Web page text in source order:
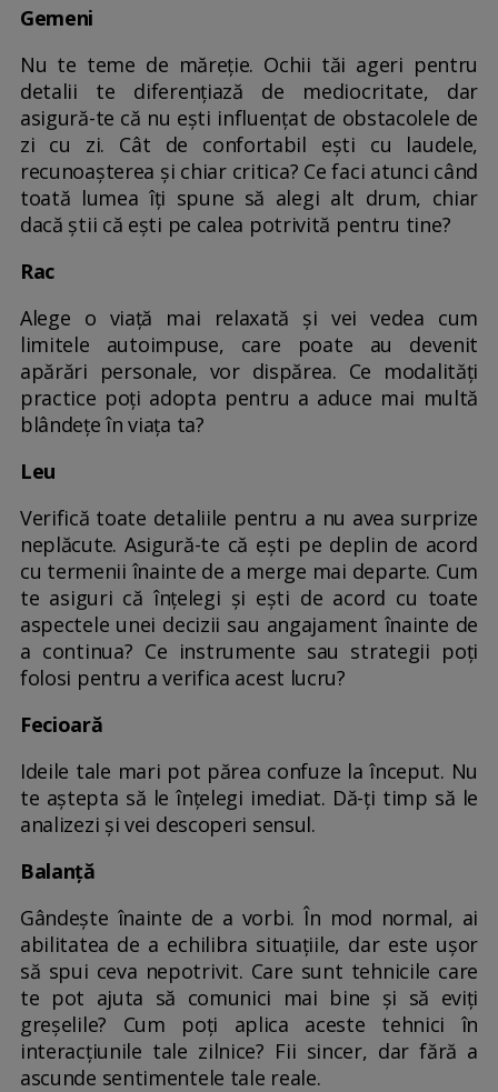
Gemeni
Nu te teme de măreție. Ochii tăi ageri pentru
detalii te diferențiază de mediocritate, dar
asigură-te că nu ești influențat de obstacolele de
zi cu zi. Cât de confortabil ești cu laudele,
recunoașterea și chiar critica? Ce faci atunci când
toată lumea îți spune să alegi alt drum, chiar
dacă știi că ești pe calea potrivită pentru tine?
Rac
Alege o viață mai relaxată și vei vedea cum
limitele autoimpuse, care poate au devenit
apărări personale, vor dispărea. Ce modalități
practice poți adopta pentru a aduce mai multă
blândețe în viața ta?
Leu
Verifică toate detaliile pentru a nu avea surprize
neplăcute. Asigură-te că ești pe deplin de acord
cu termenii înainte de a merge mai departe. Cum
te asiguri că înțelegi și ești de acord cu toate
aspectele unei decizii sau angajament înainte de
a continua? Ce instrumente sau strategii poți
folosi pentru a verifica acest lucru?
Fecioară
Ideile tale mari pot părea confuze la început. Nu
te aștepta să le înțelegi imediat. Dă-ți timp să le
analizezi și vei descoperi sensul.
Balanță
Gândește înainte de a vorbi. În mod normal, ai
abilitatea de a echilibra situațiile, dar este ușor
să spui ceva nepotrivit. Care sunt tehnicile care
te pot ajuta să comunici mai bine și să eviți
greșelile? Cum poți aplica aceste tehnici în
interacțiunile tale zilnice? Fii sincer, dar fără a
ascunde sentimentele tale reale.